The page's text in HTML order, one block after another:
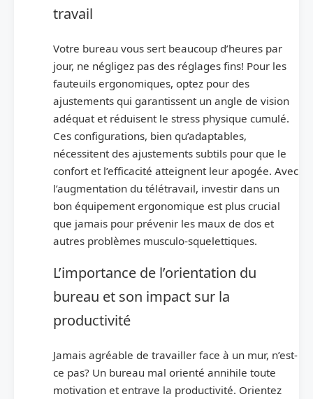
travail
Votre bureau vous sert beaucoup d’heures par
jour, ne négligez pas des réglages fins! Pour les
fauteuils ergonomiques, optez pour des
ajustements qui garantissent un angle de vision
adéquat et réduisent le stress physique cumulé.
Ces configurations, bien qu’adaptables,
nécessitent des ajustements subtils pour que le
confort et l’efficacité atteignent leur apogée. Avec
l’augmentation du télétravail, investir dans un
bon équipement ergonomique est plus crucial
que jamais pour prévenir les maux de dos et
autres problèmes musculo-squelettiques.
L’importance de l’orientation du
bureau et son impact sur la
productivité
Jamais agréable de travailler face à un mur, n’est-
ce pas? Un bureau mal orienté annihile toute
motivation et entrave la productivité. Orientez